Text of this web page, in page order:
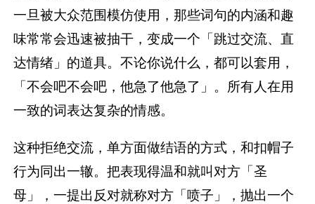
一旦被大众范围模仿使用，那些词句的内涵和趣
味常常会迅速被抽干，变成一个「跳过交流、直
达情绪」的道具。不论你说什么，都可以套用，
「不会吧不会吧，他急了他急了」。所有人在用
一致的词表达复杂的情感。
这种拒绝交流，单方面做结语的方式，和扣帽子
行为同出一辙。把表现得温和就叫对方「圣
母」，一提出反对就称对方「喷子」，抛出一个